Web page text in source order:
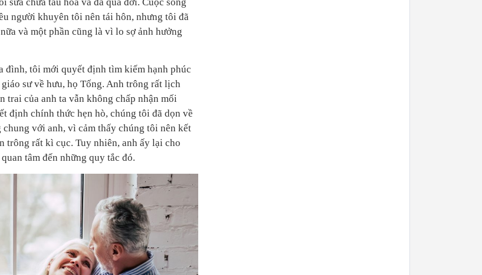
người khuyên tôi nên tái hôn, nhưng tôi đã
và một phần cũng là vì lo sợ ảnh hưởng
đình, tôi mới quyết định tìm kiếm hạnh phúc
sư về hưu, họ Tống. Anh trông rất lịch
trai của anh ta vẫn không chấp nhận mối
định chính thức hẹn hò, chúng tôi đã dọn về
với anh, vì cảm thấy chúng tôi nên kết
trông rất kì cục. Tuy nhiên, anh ấy lại cho
tâm đến những quy tắc đó.